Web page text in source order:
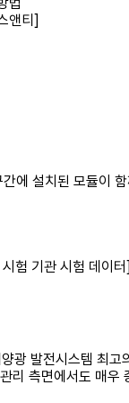
앤티]
에 설치된 모듈이
험 기관 시험 데이터]
발전시스템 최고
리 측면에서도 매우